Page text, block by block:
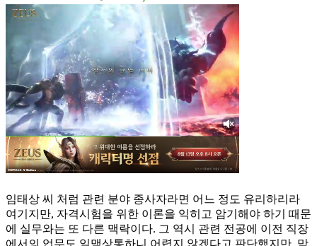
임태상 씨 처럼 관련 분야 종사자라면 어느 정도 유리하리라
여기지만, 자격시험을 위한 이론을 익히고 암기해야 하기 때문
에 실무와는 또 다른 맥락이다. 그 역시 관련 전공에 이전 직장